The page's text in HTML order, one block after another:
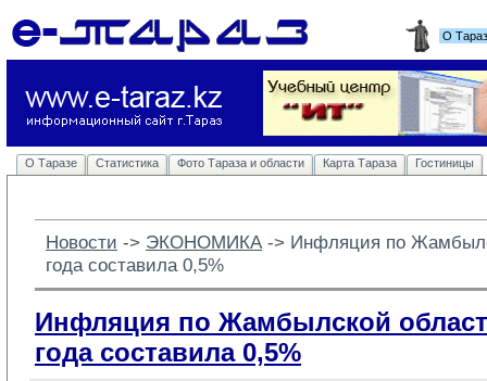
О
О Таразе Статистика Фото Тараза и области Карта Тараза Гостиницы
Новости -> ЭКОНОМИКА -> Инфляция по
года составила 0,5%
Инфляция по Жамбылской
года составила 0,5%